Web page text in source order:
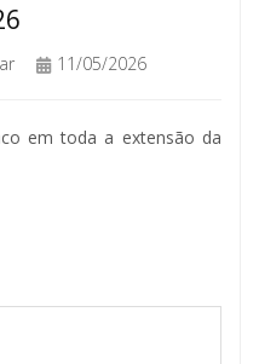
11/05/2026
em toda a extensão da